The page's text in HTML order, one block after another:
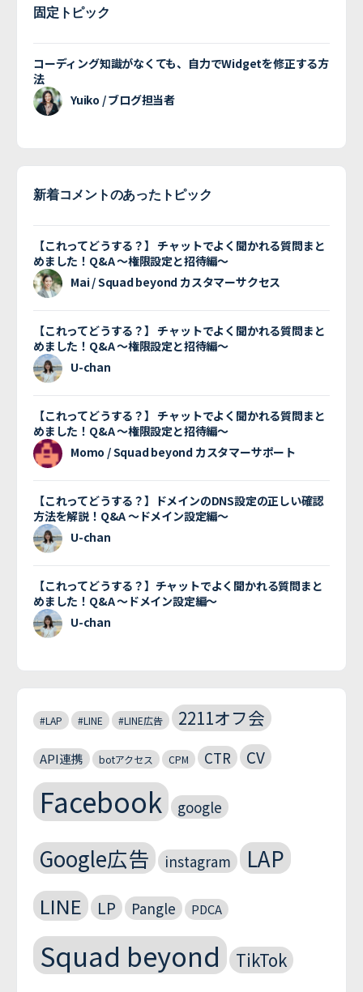
固定トピック
コーディング知識がなくても、自力でWidgetを修正する方
法
Yuiko / ブログ担当者
新着コメントのあったトピック
【これってどうする？】 チャットでよく聞かれる質問まと
めました！Q&A 〜権限設定と招待編〜
Mai / Squad beyond カスタマーサクセス
【これってどうする？】 チャットでよく聞かれる質問まと
めました！Q&A 〜権限設定と招待編〜
U-chan
【これってどうする？】 チャットでよく聞かれる質問まと
めました！Q&A 〜権限設定と招待編〜
Momo / Squad beyond カスタマーサポート
【これってどうする？】ドメインのDNS設定の正しい確認
方法を解説！Q&A 〜ドメイン設定編〜
U-chan
【これってどうする？】チャットでよく聞かれる質問まと
めました！Q&A 〜ドメイン設定編〜
U-chan
#LAP #LINE #LINE広告 2211オフ会
API連携 botアクセス CPM CTR CV
Facebook google
Google広告 instagram LAP
LINE LP Pangle PDCA
Squad beyond TikTok